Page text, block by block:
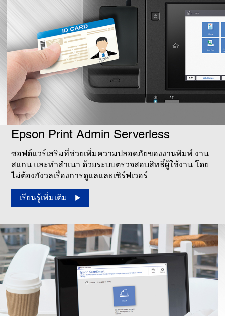
Epson Print Admin Serverless
ซอฟต์แวร์เสริมที่ช่วยเพิ่มความปลอดภัยของงานพิมพ์ งาน
สแกน และทำสำเนา ด้วยระบบตรวจสอบสิทธิ์ผู้ใช้งาน โดย
ไม่ต้องกังวลเรื่องการดูแลและเซิร์ฟเวอร์
เรียนรู้เพิ่มเติม